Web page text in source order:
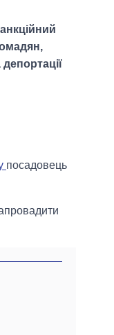
посадовець